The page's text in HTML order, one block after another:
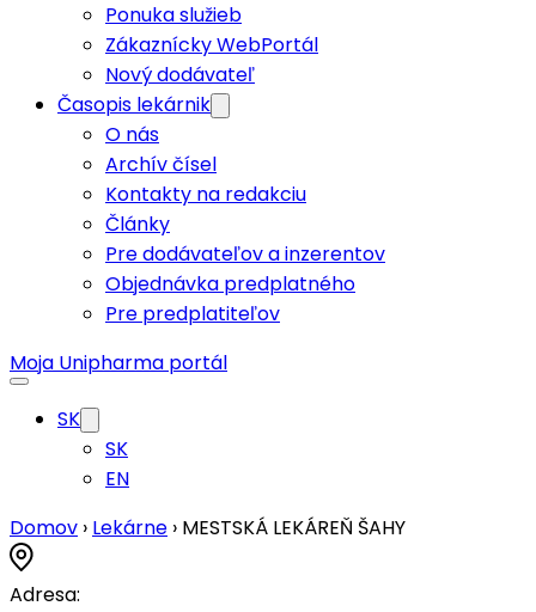
Ponuka služieb
Zákaznícky WebPortál
Nový dodávateľ
Časopis lekárnik
O nás
Archív čísel
Kontakty na redakciu
Články
Pre dodávateľov a inzerentov
Objednávka predplatného
Pre predplatiteľov
Moja Unipharma portál
SK
SK
EN
Domov › Lekárne › MESTSKÁ LEKÁREŇ ŠAHY
Adresa: